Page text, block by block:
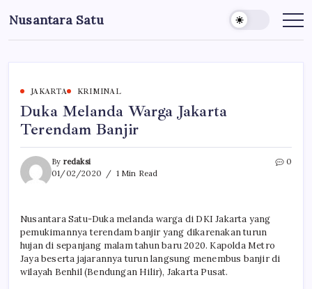
to
content
Nusantara Satu
Berita
Nusantara
JAKARTA KRIMINAL
Duka Melanda Warga Jakarta
Terendam Banjir
By redaksi
01/02/2020
1 Min Read
0
Nusantara Satu-Duka melanda warga di DKI Jakarta yang
pemukimannya terendam banjir yang dikarenakan turun
hujan di sepanjang malam tahun baru 2020. Kapolda Metro
Jaya beserta jajarannya turun langsung menembus banjir di
wilayah Benhil (Bendungan Hilir), Jakarta Pusat.